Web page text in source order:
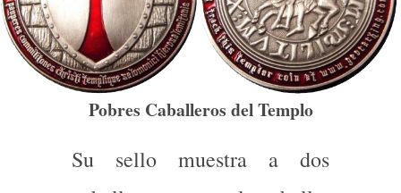
Pobres Caballeros del Templo
Su sello muestra a dos